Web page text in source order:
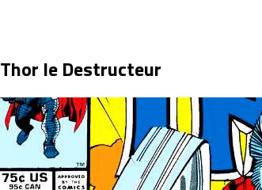
Thor le Destructeur